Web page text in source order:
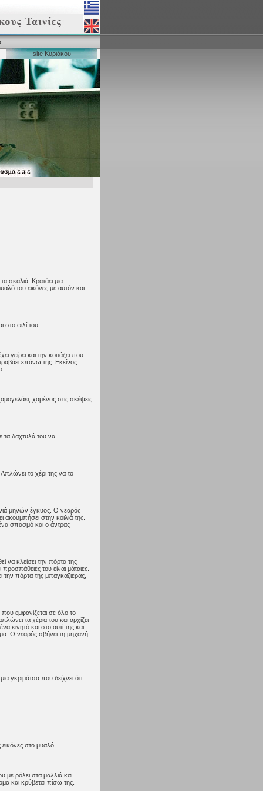
site Κυριάκου
σκαλιά. Κρατάει μια
του εικόνες με αυτόν και
φιλί του.
γείρει και την κοιτάζει που
επάνω της. Εκείνος
χαμένος στις σκέψεις
τα δαχτυλά του να
το χέρι της να το
μηνών έγκυος. Ο νεαρός
ακουμπήσει στην κοιλιά της.
ένα σπασμό και ο άντρας
να κλείσει την πόρτα της
του είναι μάταιες.
την πόρτα της μπαγκαζιέρας,
εμφανίζεται σε όλο το
τα χέρια του και αρχίζει
κινητό και στο αυτί της και
Ο νεαρός σβήνει τη μηχανή
γκριμάτσα που δείχνει ότι
στο μυαλό.
με ρόλεϊ στα μαλλιά και
και κρύβεται πίσω της.